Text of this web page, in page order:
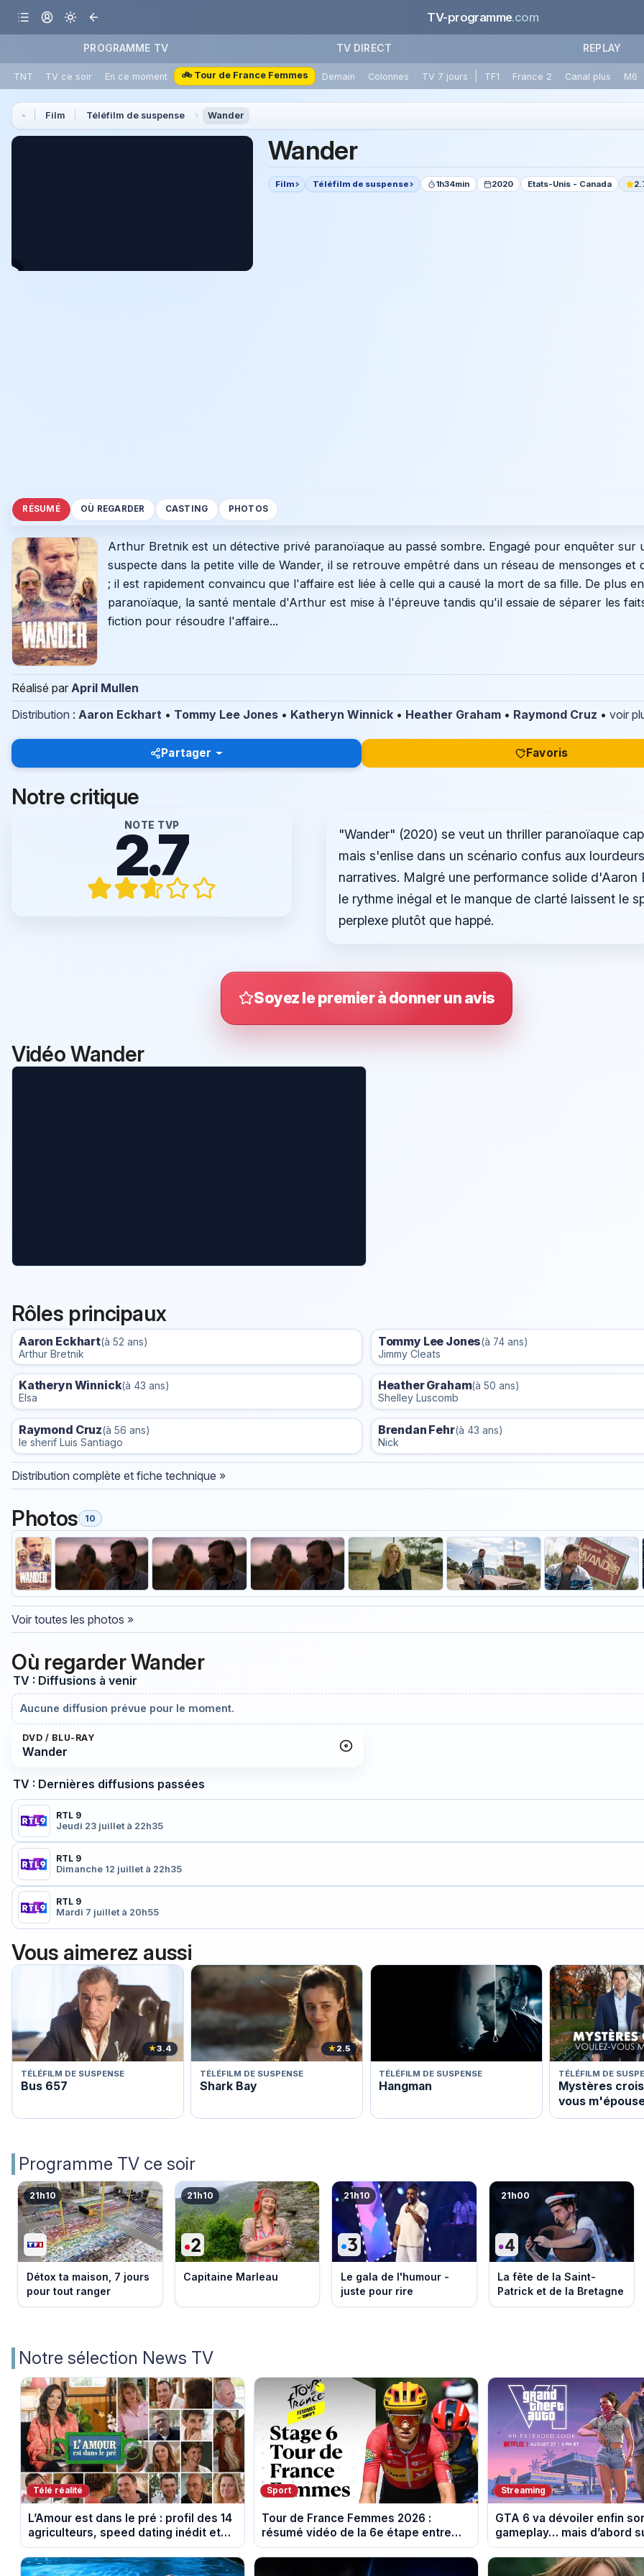
TV-programme.com
PROGRAMME TV TV DIRECT REPLAY
TNT TV ce soir En ce moment 🚲 Tour de France Femmes Demain Colonnes TV 7 jours TF1 France 2 Canal plus M6
Film Téléfilm de suspense Wander
Wander
Film Téléfilm de suspense 1h34min 2020 Etats-Unis - Canada
RÉSUMÉ OÙ REGARDER CASTING PHOTOS
Arthur Bretnik est un détective privé paranoïaque au passé sombre. Engagé pour enquêter sur
suspecte dans la petite ville de Wander, il se retrouve empêtré dans un réseau de mensonges et
; il est rapidement convaincu que l'affaire est liée à celle qui a causé la mort de sa fille. De plus
paranoïaque, la santé mentale d'Arthur est mise à l'épreuve tandis qu'il essaie de séparer les
fiction pour résoudre l'affaire...
Réalisé par April Mullen
Distribution : Aaron Eckhart • Tommy Lee Jones • Katheryn Winnick • Heather Graham • Raymond Cruz • voir
Partager Favoris
Notre critique
NOTE TVP
2.7
"Wander" (2020) se veut un thriller paranoïaque
mais s'enlise dans un scénario confus aux lourdeurs
narratives. Malgré une performance solide d'Aaron
le rythme inégal et le manque de clarté laissent le
perplexe plutôt que happé.
Soyez le premier à donner un avis
Vidéo Wander
Rôles principaux
Aaron Eckhart(à 52 ans)
Arthur Bretnik
Tommy Lee Jones(à 74 ans)
Jimmy Cleats
Katheryn Winnick(à 43 ans)
Elsa
Heather Graham(à 50 ans)
Shelley Luscomb
Raymond Cruz(à 56 ans)
le sherif Luis Santiago
Brendan Fehr(à 43 ans)
Nick
Distribution complète et fiche technique »
Photos 10
Voir toutes les photos »
Où regarder Wander
TV : Diffusions à venir
Aucune diffusion prévue pour le moment.
DVD / BLU-RAY
Wander
TV : Dernières diffusions passées
RTL 9
Jeudi 23 juillet à 22h35
RTL 9
Dimanche 12 juillet à 22h35
RTL 9
Mardi 7 juillet à 20h55
Vous aimerez aussi
★3.4
TÉLÉFILM DE SUSPENSE
Bus 657
★2.5
TÉLÉFILM DE SUSPENSE
Shark Bay
TÉLÉFILM DE SUSPENSE
Hangman
TÉLÉFILM DE
Mystères
vous
Programme TV ce soir
21h10
Détox ta maison, 7 jours
pour tout ranger
21h10
Capitaine Marleau
21h10
Le gala de l'humour -
juste pour rire
21h00
La fête de la Saint-
Patrick et de la Bretagne
Notre sélection News TV
Télé réalité
L’Amour est dans le pré : profil des 14
agriculteurs, speed dating inédit et
de nouvelles histoires d’amour
Sport
Tour de France Femmes 2026 :
résumé vidéo de la 6e étape entre
Montbrison et Tournon-sur-Rhône
Streaming
GTA 6 va dévoiler enfin
gameplay… mais d’abord